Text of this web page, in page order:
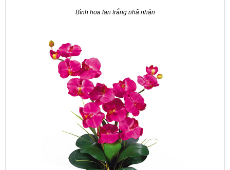
Bình hoa lan trắng nhã nhặn